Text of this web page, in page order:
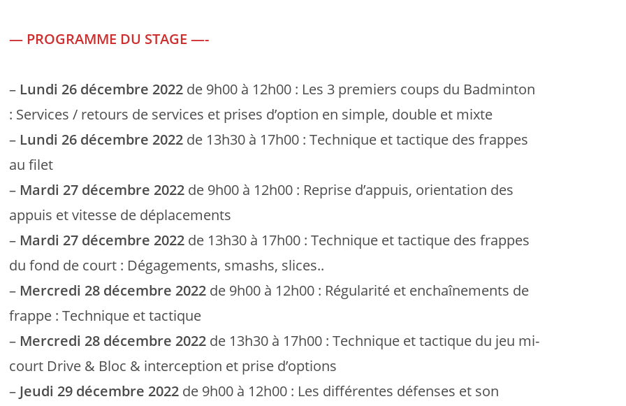
— PROGRAMME DU STAGE —-
– Lundi 26 décembre 2022 de 9h00 à 12h00 : Les 3 premiers coups du Badminton
: Services / retours de services et prises d’option en simple, double et mixte
– Lundi 26 décembre 2022 de 13h30 à 17h00 : Technique et tactique des frappes
au filet
– Mardi 27 décembre 2022 de 9h00 à 12h00 : Reprise d’appuis, orientation des
appuis et vitesse de déplacements
– Mardi 27 décembre 2022 de 13h30 à 17h00 : Technique et tactique des frappes
du fond de court : Dégagements, smashs, slices..
– Mercredi 28 décembre 2022 de 9h00 à 12h00 : Régularité et enchaînements de
frappe : Technique et tactique
– Mercredi 28 décembre 2022 de 13h30 à 17h00 : Technique et tactique du jeu mi-
court Drive & Bloc & interception et prise d’options
– Jeudi 29 décembre 2022 de 9h00 à 12h00 : Les différentes défenses et son